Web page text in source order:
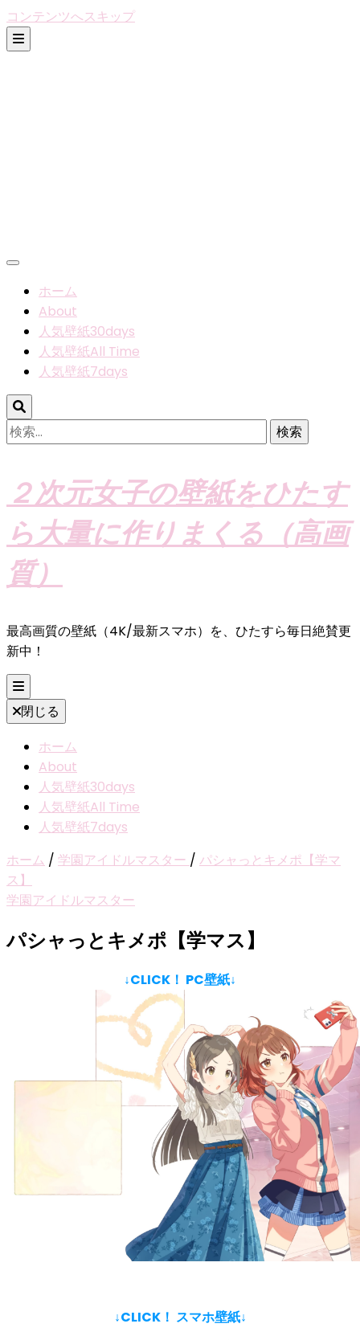
コンテンツへスキップ
ホーム
About
人気壁紙30days
人気壁紙All Time
人気壁紙7days
検
索:
２次元女子の壁紙をひたす
ら大量に作りまくる（高画
質）
最高画質の壁紙（4K/最新スマホ）を、ひたすら毎日絶賛更
新中！
閉じる
ホーム
About
人気壁紙30days
人気壁紙All Time
人気壁紙7days
ホーム / 学園アイドルマスター / パシャっとキメポ【学マ
ス】
学園アイドルマスター
パシャっとキメポ【学マス】
↓CLICK！ PC壁紙↓
↓CLICK！ スマホ壁紙↓